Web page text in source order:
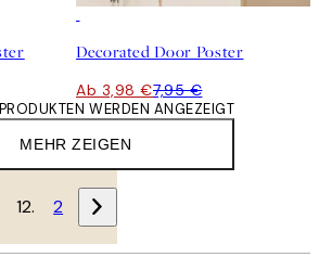
Decorated Door Poster
Ab 3,98 €7,95 €
MEHR ZEIGEN
WERDEN ANGEZEIGT
1 2